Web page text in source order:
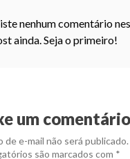
nenhum comentário
ainda. Seja o primeiro!
um comentário
de e-mail não será
são marcados com *